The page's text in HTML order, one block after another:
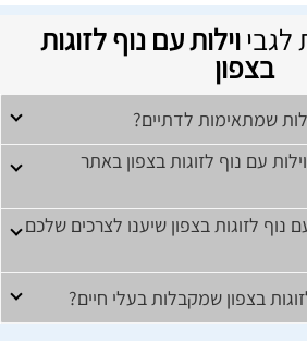
לגביוילות עם נוף לזוגות
בצפון
שמתאימות לדתיים?
עם נוף לזוגות בצפון באתר
נוף לזוגות בצפון שיענו לצרכים שלכם
בצפון שמקבלות בעלי חיים?